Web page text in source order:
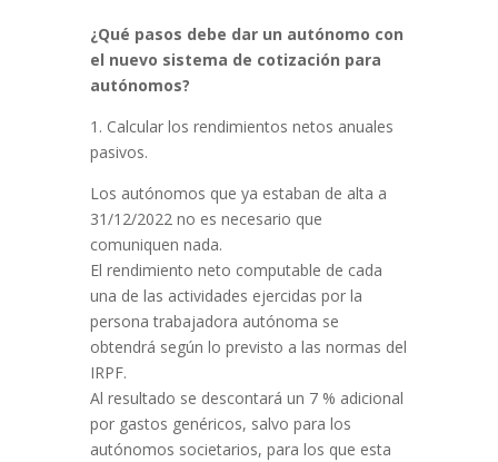
¿Qué pasos debe dar un autónomo con
el nuevo sistema de cotización para
autónomos?
1. Calcular los rendimientos netos anuales
pasivos.
Los autónomos que ya estaban de alta a
31/12/2022 no es necesario que
comuniquen nada.
El rendimiento neto computable de cada
una de las actividades ejercidas por la
persona trabajadora autónoma se
obtendrá según lo previsto a las normas del
IRPF.
Al resultado se descontará un 7 % adicional
por gastos genéricos, salvo para los
autónomos societarios, para los que esta